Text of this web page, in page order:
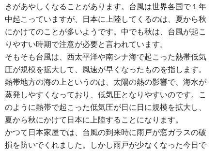
きがあやしくなることがあります。台風は世界各国で１年
中起こっていますが、日本に上陸してくるのは、夏から秋
にかけてのことが多いようです。中でも秋は、台風が起こ
りやすい時期で注意が必要と言われています。
そもそも台風は、西太平洋や南シナ海で起こった熱帯低気
圧が規模を拡大して、風速が早くなったものを指します。
熱帯地方の海の上というのは、太陽の熱の影響で、海水が
蒸発しやすくなっており、低気圧となりやすいのです。こ
のように熱帯で起こった低気圧が日に日に規模を拡大し、
夏から秋にかけて日本に上陸することになります。
かつて日本家屋では、台風の到来時に雨戸が窓ガラスの破
損を防いでくれました。しかし雨戸が少なくなった今日で